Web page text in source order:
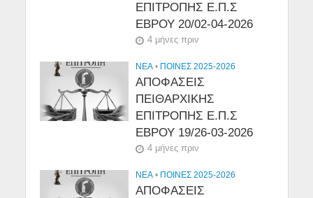
ΕΠΙΤΡΟΠΗΣ Ε.Π.Σ
ΕΒΡΟΥ 20/02-04-2026
4 μήνες πριν
NEA • ΠΟΙΝΕΣ 2025-2026
ΑΠΟΦΑΣΕΙΣ
ΠΕΙΘΑΡΧΙΚΗΣ
ΕΠΙΤΡΟΠΗΣ Ε.Π.Σ
ΕΒΡΟΥ 19/26-03-2026
4 μήνες πριν
NEA • ΠΟΙΝΕΣ 2025-2026
ΑΠΟΦΑΣΕΙΣ